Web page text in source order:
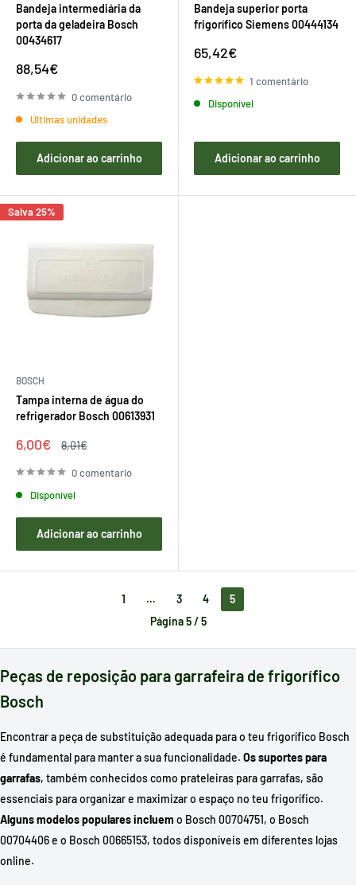
Bandeja intermediária da
porta da geladeira Bosch
00434617
Preço
venda
88,54€
0 comentário
Últimas unidades
Adicionar ao carrinho
Bandeja superior porta
frigorífico Siemens 00444134
Preço
venda
65,42€
1 comentário
Disponível
Adicionar ao carrinho
Salva 25%
BOSCH
Tampa interna de água do
refrigerador Bosch 00613931
Preço
venda
6,00€
Preço
8,01€
0 comentário
Disponível
Adicionar ao carrinho
1 … 3 4
5
Página 5 / 5
Peças de reposição para garrafeira de frigorífico
Bosch
Encontrar a peça de substituição adequada para o teu frigorífico Bosch
é fundamental para manter a sua funcionalidade. Os suportes para
garrafas, também conhecidos como prateleiras para garrafas, são
essenciais para organizar e maximizar o espaço no teu frigorífico.
Alguns modelos populares incluem o Bosch 00704751, o Bosch
00704406 e o Bosch 00665153, todos disponíveis em diferentes lojas
online​.